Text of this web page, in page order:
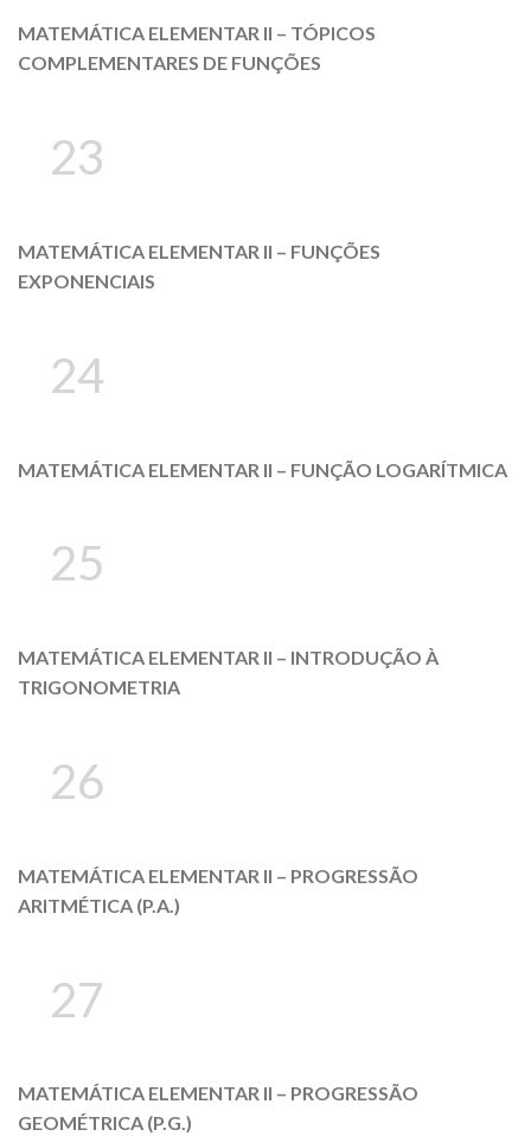
MATEMÁTICA ELEMENTAR II – TÓPICOS
COMPLEMENTARES DE FUNÇÕES
23
MATEMÁTICA ELEMENTAR II – FUNÇÕES
EXPONENCIAIS
24
MATEMÁTICA ELEMENTAR II – FUNÇÃO LOGARÍTMICA
25
MATEMÁTICA ELEMENTAR II – INTRODUÇÃO À
TRIGONOMETRIA
26
MATEMÁTICA ELEMENTAR II – PROGRESSÃO
ARITMÉTICA (P.A.)
27
MATEMÁTICA ELEMENTAR II – PROGRESSÃO
GEOMÉTRICA (P.G.)